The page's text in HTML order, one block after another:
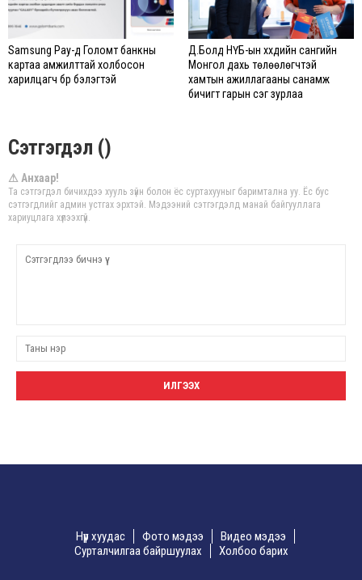
Samsung Pay-д Голомт банкны
картаа амжилттай холбосон
харилцагч бүр бэлэгтэй
Д.Болд НҮБ-ын хүүхдийн сангийн
Монгол дахь төлөөлөгчтэй
хамтын ажиллагааны санамж
бичигт гарын үсэг зурлаа
Сэтгэгдэл ()
⚠ Анхаар!
Та сэтгэгдэл бичихдээ хууль зүйн болон ёс суртахууныг баримтална уу. Ёс бус
сэтгэгдлийг админ устгах эрхтэй. Мэдээний сэтгэгдэлд манай байгууллага
хариуцлага хүлээхгүй.
Нүүр хуудас Фото мэдээ
Видео мэдээ
Сурталчилгаа байршуулах
Холбоо барих